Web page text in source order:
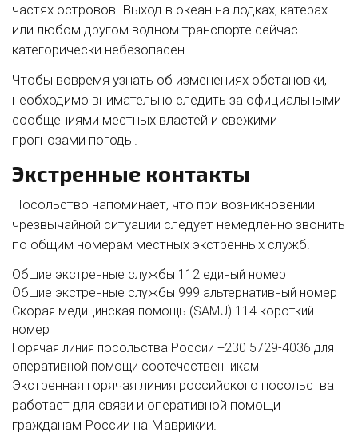
частях островов. Выход в океан на лодках, катерах
или любом другом водном транспорте сейчас
категорически небезопасен.
Чтобы вовремя узнать об изменениях обстановки,
необходимо внимательно следить за официальными
сообщениями местных властей и свежими
прогнозами погоды.
Экстренные контакты
Посольство напоминает, что при возникновении
чрезвычайной ситуации следует немедленно звонить
по общим номерам местных экстренных служб.
Общие экстренные службы 112 единый номер
Общие экстренные службы 999 альтернативный номер
Скорая медицинская помощь (SAMU) 114 короткий
номер
Горячая линия посольства России +230 5729-4036 для
оперативной помощи соотечественникам
Экстренная горячая линия российского посольства
работает для связи и оперативной помощи
гражданам России на Маврикии.